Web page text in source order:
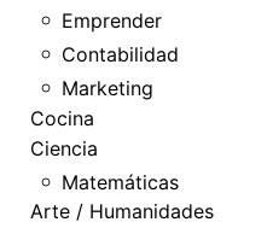
Emprender
Contabilidad
Marketing
Cocina
Ciencia
Matemáticas
Arte / Humanidades